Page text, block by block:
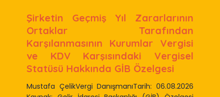
Şirketin Geçmiş Yıl Zararlarının
Ortaklar Tarafından
Karşılanmasının Kurumlar Vergisi
ve KDV Karşısındaki Vergisel
Statüsü Hakkında GİB Özelgesi
Mustafa ÇelikVergi DanışmanıTarih: 06.08.2026